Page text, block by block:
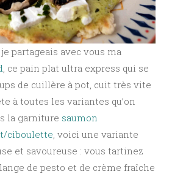
partageais avec vous ma
, ce pain plat ultra express qui se
de cuillère à pot, cuit très vite
à toutes les variantes qu’on
la garniture saumon
ciboulette , voici une variante
et savoureuse : vous tartinez
de pesto et de crème fraîche